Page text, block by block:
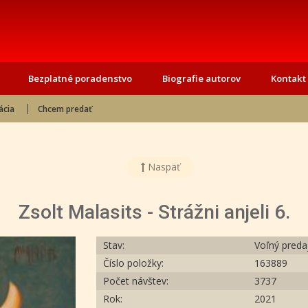
Bezplatné poradenstvo Biografie autorov Kontakt
Chcem predať
Naspäť
Zsolt Malasits - Strážni anjeli 6.
Stav:
Voľný
Číslo položky:
163889
Počet návštev:
3737
Rok:
2021